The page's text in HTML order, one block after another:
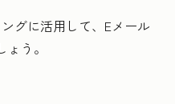
グに活用して、Eメール
う。